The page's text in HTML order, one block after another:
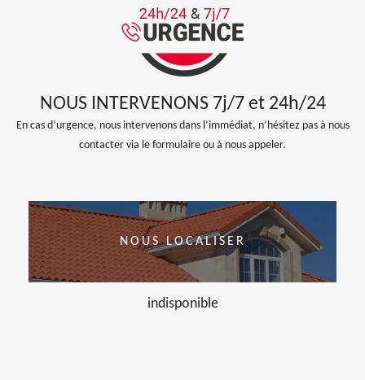
NOUS INTERVENONS 7j/7 et 24h/24
En cas d’urgence, nous intervenons dans l’immédiat, n’hésitez pas à nous
contacter via le formulaire ou à nous appeler.
NOUS LOCALISER
indisponible